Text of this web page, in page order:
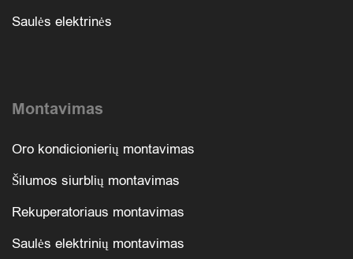
Saulės elektrinės
Montavimas
Oro kondicionierių montavimas
Šilumos siurblių montavimas
Rekuperatoriaus montavimas
Saulės elektrinių montavimas